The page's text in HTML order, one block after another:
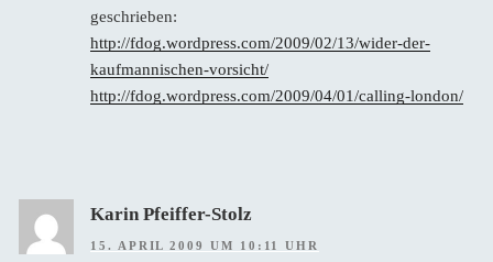
geschrieben:
http://fdog.wordpress.com/2009/02/13/wider-der-
kaufmannischen-vorsicht/
http://fdog.wordpress.com/2009/04/01/calling-london/
Karin Pfeiffer-Stolz
15. APRIL 2009 UM 10:11 UHR